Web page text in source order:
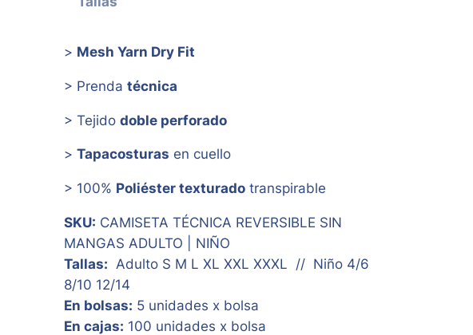
> Mesh Yarn Dry Fit
> Prenda técnica
> Tejido doble perforado
> Tapacosturas en cuello
> 100% Poliéster texturado transpirable
SKU: CAMISETA TÉCNICA REVERSIBLE SIN
MANGAS ADULTO | NIÑO
Tallas: Adulto S M L XL XXL XXXL // Niño 4/6
8/10 12/14
En bolsas: 5 unidades x bolsa
En cajas: 100 unidades x bolsa